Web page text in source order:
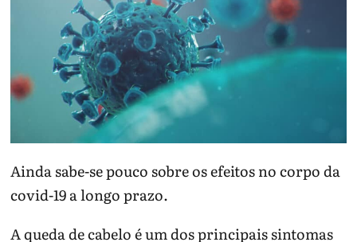
Ainda sabe-se pouco sobre os efeitos no corpo da
covid-19 a longo prazo.
A queda de cabelo é um dos principais sintomas